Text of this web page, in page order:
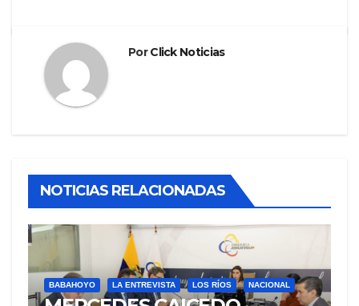
PorClick Noticias
NOTICIAS RELACIONADAS
BABAHOYO LA ENTREVISTA LOS RÍOS NACIONAL